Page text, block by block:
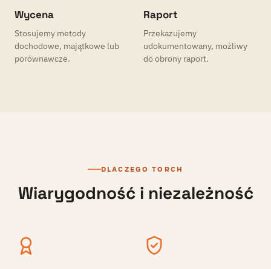
Wycena
Stosujemy metody
dochodowe, majątkowe lub
porównawcze.
Raport
Przekazujemy
udokumentowany, możliwy
do obrony raport.
DLACZEGO TORCH
Wiarygodność i niezależność